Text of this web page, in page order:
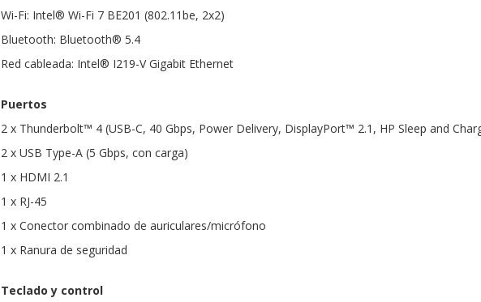
Wi-Fi: Intel® Wi-Fi 7 BE201 (802.11be, 2x2)
Bluetooth: Bluetooth® 5.4
Red cableada: Intel® I219-V Gigabit Ethernet
Puertos
2 x Thunderbolt™ 4 (USB-C, 40 Gbps, Power Delivery, DisplayPort™ 2.1, HP Sleep and
2 x USB Type-A (5 Gbps, con carga)
1 x HDMI 2.1
1 x RJ-45
1 x Conector combinado de auriculares/micrófono
1 x Ranura de seguridad
Teclado y control